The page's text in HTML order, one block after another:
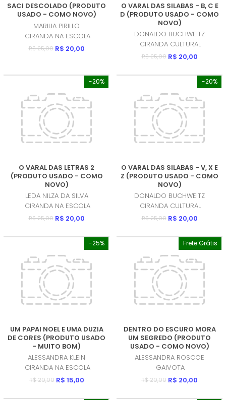
SACI DESCOLADO (PRODUTO
USADO - COMO NOVO)
MARILIA PIRILLO
CIRANDA NA ESCOLA
R$ 25,00 R$ 20,00
O VARAL DAS SILABAS - B, C E
D (PRODUTO USADO - COMO
NOVO)
DONALDO BUCHWEITZ
CIRANDA CULTURAL
R$ 25,00 R$ 20,00
-20%
O VARAL DAS LETRAS 2
(PRODUTO USADO - COMO
NOVO)
LEDA NILZA DA SILVA
CIRANDA NA ESCOLA
R$ 25,00 R$ 20,00
-20%
O VARAL DAS SILABAS - V, X E
Z (PRODUTO USADO - COMO
NOVO)
DONALDO BUCHWEITZ
CIRANDA CULTURAL
R$ 25,00 R$ 20,00
-25%
UM PAPAI NOEL E UMA DUZIA
DE CORES (PRODUTO USADO
- MUITO BOM)
ALESSANDRA KLEIN
CIRANDA NA ESCOLA
R$ 20,00 R$ 15,00
Frete Grátis
DENTRO DO ESCURO MORA
UM SEGREDO (PRODUTO
USADO - COMO NOVO)
ALESSANDRA ROSCOE
GAIVOTA
R$ 20,00 R$ 20,00